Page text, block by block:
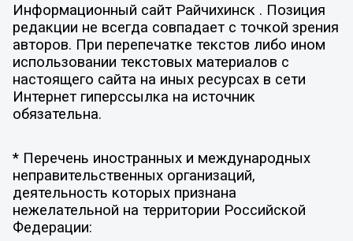
Информационный сайт Райчихинск . Позиция
редакции не всегда совпадает с точкой зрения
авторов. При перепечатке текстов либо ином
использовании текстовых материалов с
настоящего сайта на иных ресурсах в сети
Интернет гиперссылка на источник
обязательна.
* Перечень иностранных и международных
неправительственных организаций,
деятельность которых признана
нежелательной на территории Российской
Федерации: